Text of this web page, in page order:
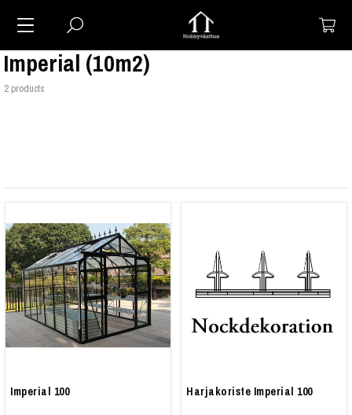
Imperial (10m2)
2 products
Imperial 100 Harjakoriste Imperial 100